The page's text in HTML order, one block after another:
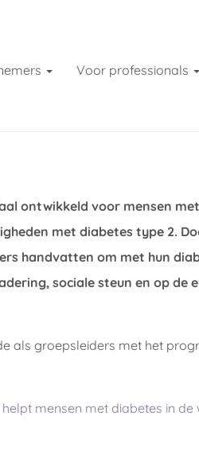
Voor professionals
ontwikkeld voor mensen met
met diabetes type 2.
handvatten om met hun
sociale steun en op de
als groepsleiders met het
helpt mensen met diabetes in de